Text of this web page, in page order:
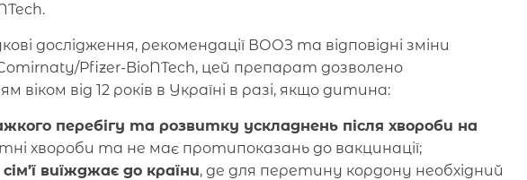
дослідження, рекомендації ВООЗ та відповідні зміни
Pfizer-BioNTech, цей препарат дозволено
від 12 років в Україні в разі, якщо дитина:
перебігу та розвитку ускладнень після хвороби на
хвороби та не має протипоказань до вакцинації;
виїжджає до країни, де для перетину кордону необхідний